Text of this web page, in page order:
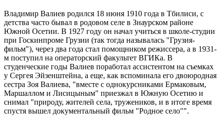
Владимир Валиев родился 18 июня 1910 года в Тбилиси, с
детства часто бывал в родовом селе в Знаурском районе
Южной Осетии. В 1927 году он начал учиться в школе-студии
при Госкинпроме Грузии (так тогда называлась "Грузия-
фильм"), через два года стал помощником режиссера, а в 1931-
м поступил на операторский факультет ВГИКа. В
студенческие годы Валиев поработал ассистентом на съемках
у Сергея Эйзенштейна, а еще, как вспоминала его двоюродная
сестра Зоя Валиева, "вместе с однокурсниками Ермаковым,
Маршаллом и Лисицыным" приезжал в Южную Осетию и
снимал "природу, жителей села, тружеников, и в итоге время
спустя вышел документальный фильм "Родное село"".